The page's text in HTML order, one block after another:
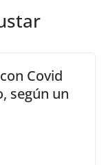
Covid
según un